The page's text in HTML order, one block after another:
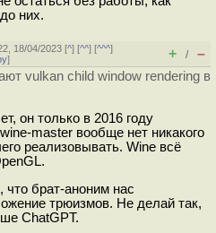
них.
18/04/2023 [^] [^^] [^^^]
] + / –
vulkan child window rendering в
он только в 2016 году
master вообще нет никакого
реализовывать. Wine всё
что брат-аноним нас
трюизмов. Не делай так,
ChatGPT.